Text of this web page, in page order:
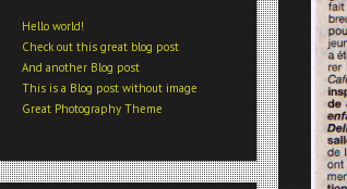
Hello world!
Check out this great blog post
And another Blog post
This is a Blog post without image
Great Photography Theme